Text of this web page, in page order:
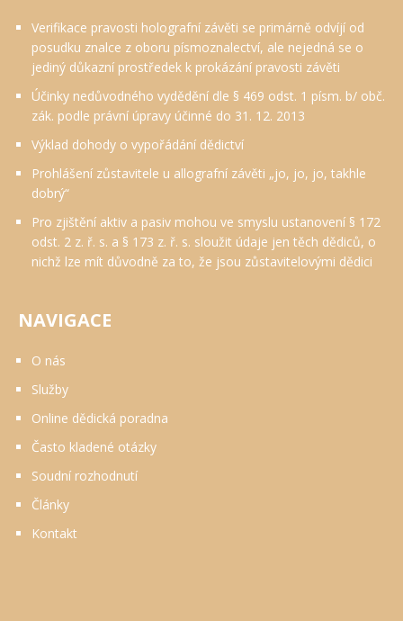
Verifikace pravosti holografní závěti se primárně odvíjí od
posudku znalce z oboru písmoznalectví, ale nejedná se o
jediný důkazní prostředek k prokázání pravosti závěti
Účinky nedůvodného vydědění dle § 469 odst. 1 písm. b/ obč.
zák. podle právní úpravy účinné do 31. 12. 2013
Výklad dohody o vypořádání dědictví
Prohlášení zůstavitele u allografní závěti „jo, jo, jo, takhle
dobrý“
Pro zjištění aktiv a pasiv mohou ve smyslu ustanovení § 172
odst. 2 z. ř. s. a § 173 z. ř. s. sloužit údaje jen těch dědiců, o
nichž lze mít důvodně za to, že jsou zůstavitelovými dědici
NAVIGACE
O nás
Služby
Online dědická poradna
Často kladené otázky
Soudní rozhodnutí
Články
Kontakt